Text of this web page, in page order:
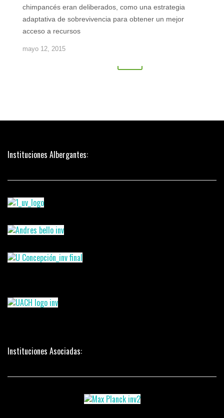
chimpancés eran deliberados, como una estrategia
adaptativa de sobrevivencia para obtener un mejor
acceso a recursos
mayo 12, 2015
Posts
Instituciones Albergantes:
Instituciones Asociadas: